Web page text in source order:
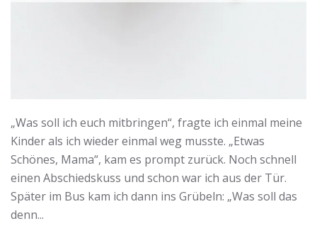
„Was soll ich euch mitbringen“, fragte ich einmal meine
Kinder als ich wieder einmal weg musste. „Etwas
Schönes, Mama“, kam es prompt zurück. Noch schnell
einen Abschiedskuss und schon war ich aus der Tür.
Später im Bus kam ich dann ins Grübeln: „Was soll das
denn...